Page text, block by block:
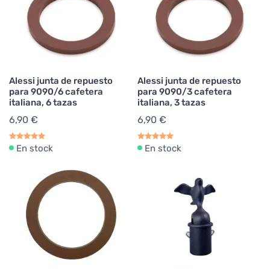
Alessi junta de repuesto
para 9090/6 cafetera
italiana, 6 tazas
6,90 €
En stock
Alessi junta de repuesto
para 9090/3 cafetera
italiana, 3 tazas
6,90 €
En stock